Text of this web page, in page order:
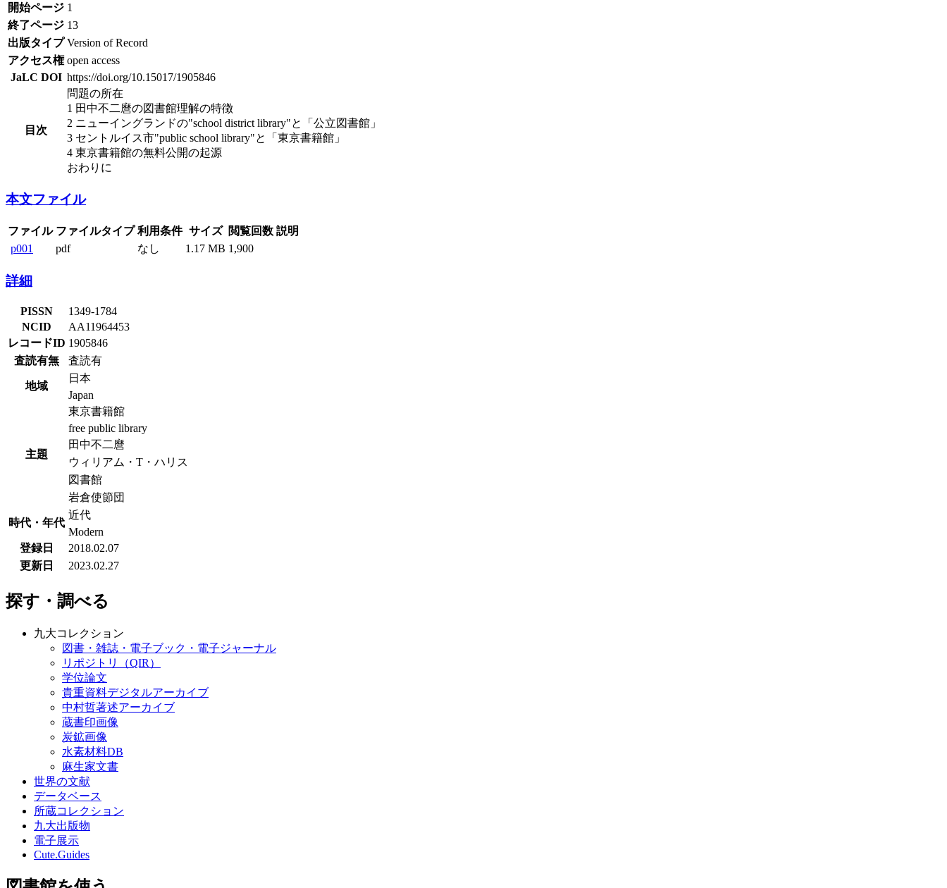
開始ページ 1
終了ページ 13
出版タイプ Version of Record
アクセス権 open access
JaLC DOI https://doi.org/10.15017/1905846
目次
問題の所在
1 田中不二麿の図書館理解の特徴
2 ニューイングランドの"school district library"と「公立図書館」
3 セントルイス市"public school library"と「東京書籍館」
4 東京書籍館の無料公開の起源
おわりに
本文ファイル
ファイル ファイルタイプ 利用条件 サイズ 閲覧回数 説明
p001
pdf なし 1.17 MB 1,900
詳細
PISSN
1349-1784
NCID
AA11964453
レコードID 1905846
査読有無
査読有
地域
日本
Japan
主題
東京書籍館
free public library
田中不二麿
ウィリアム・T・ハリス
図書館
岩倉使節団
時代・年代
近代
Modern
登録日
2018.02.07
更新日
2023.02.27
探す・調べる
九大コレクション
図書・雑誌・電子ブック・電子ジャーナル
リポジトリ（QIR）
学位論文
貴重資料デジタルアーカイブ
中村哲著述アーカイブ
蔵書印画像
炭鉱画像
水素材料DB
麻生家文書
世界の文献
データベース
所蔵コレクション
九大出版物
電子展示
Cute.Guides